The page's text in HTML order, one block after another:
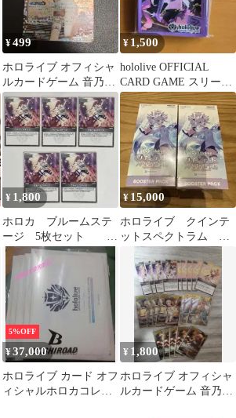
¥499
ホロライブ オフィシャ
ルカードゲーム 音乃瀬
奏
¥ 1,500
hololive OFFICIAL
CARD GAME スリーブ
ケース
¥ 1,800
ホロカ ブルームステ
ージ 5枚セット
1535
¥ 15,000
ホロライブ クインテ
ットスペクトラム
5%OFF
¥37,000
ホロライブ カード オフ
ィシャルホロカコレク
¥ 1,800
ホロライブ オフィシャ
ルカードゲーム 音乃瀬